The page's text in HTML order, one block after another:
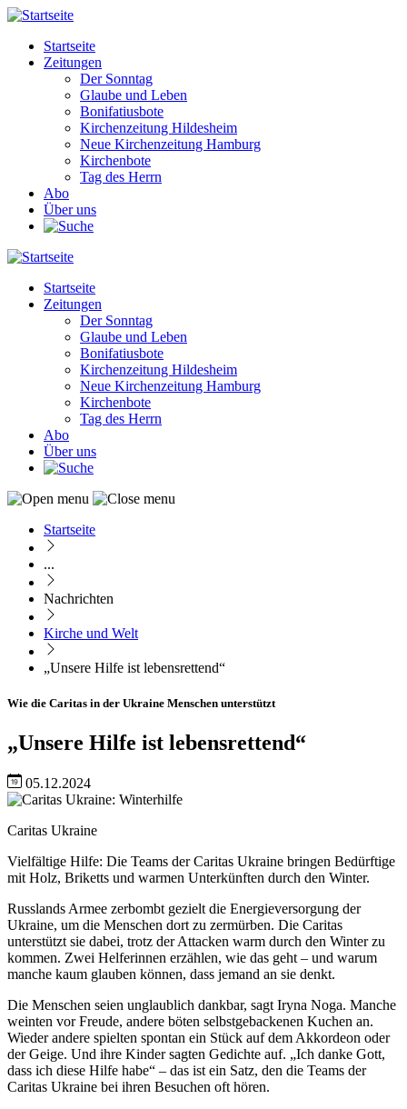
Direkt
Inhalt
Main
navigation
Startseite
Zeitungen
Der Sonntag
Glaube und Leben
Bonifatiusbote
Kirchenzeitung Hildesheim
Neue Kirchenzeitung Hamburg
Kirchenbote
Tag des Herrn
Abo
Über uns
Main
navigation
Startseite
Zeitungen
Der Sonntag
Glaube und Leben
Bonifatiusbote
Kirchenzeitung Hildesheim
Neue Kirchenzeitung Hamburg
Kirchenbote
Tag des Herrn
Abo
Über uns
Pfadnavigation
Startseite
...
Nachrichten
Kirche und Welt
„Unsere Hilfe ist lebensrettend“
Wie die Caritas in der Ukraine Menschen unterstützt
„Unsere Hilfe ist lebensrettend“
05.12.2024
Image
Nachweis
Caritas Ukraine
Caption
Vielfältige Hilfe: Die Teams der Caritas Ukraine bringen Bedürftige
mit Holz, Briketts und warmen Unterkünften durch den Winter.
Russlands Armee zerbombt gezielt die Energieversorgung der
Ukraine, um die Menschen dort zu zermürben. Die Caritas
unterstützt sie dabei, trotz der Attacken warm durch den Winter zu
kommen. Zwei Helferinnen erzählen, wie das geht – und warum
manche kaum glauben können, dass jemand an sie denkt.
Die Menschen seien unglaublich dankbar, sagt Iryna Noga. Manche
weinten vor Freude, andere böten selbstgebackenen Kuchen an.
Wieder andere spielten spontan ein Stück auf dem Akkordeon oder
der Geige. Und ihre Kinder sagten Gedichte auf. „Ich danke Gott,
dass ich diese Hilfe habe“ – das ist ein Satz, den die Teams der
Caritas Ukraine bei ihren Besuchen oft hören.